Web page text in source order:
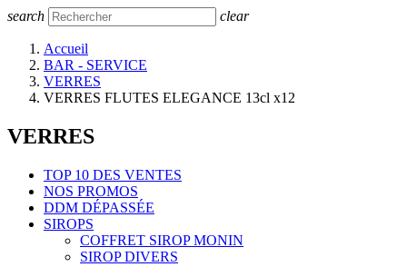
search clear
Accueil
BAR - SERVICE
VERRES
VERRES FLUTES ELEGANCE 13cl x12
VERRES
TOP 10 DES VENTES
NOS PROMOS
DDM DÉPASSÉE
SIROPS
COFFRET SIROP MONIN
SIROP DIVERS